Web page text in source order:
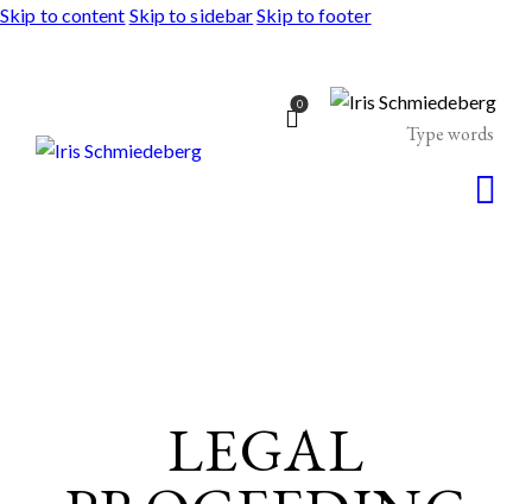
Skip to content Skip to sidebarSkip to footer
0
LEGAL